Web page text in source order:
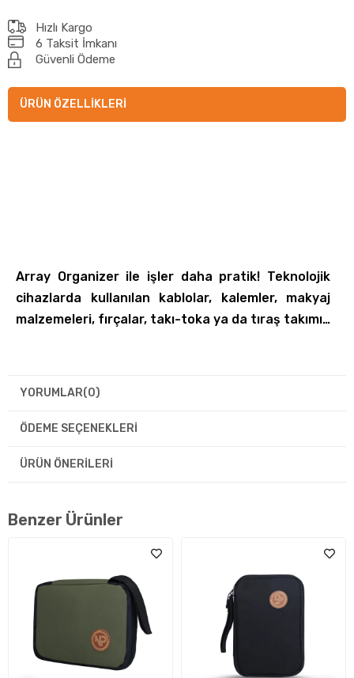
Hızlı Kargo
6 Taksit İmkanı
Güvenli Ödeme
ÜRÜN ÖZELLIKLERI
Array Organizer ile işler daha pratik! Teknolojik
cihazlarda kullanılan kablolar, kalemler, makyaj
malzemeleri, fırçalar, takı-toka ya da tıraş takımı…
verimli kullanım sunar. Üstelik seyahatlerde de su
itici özelliği ile eşyaların zarar görmeden güvenle
işlevselliği ile pratik kullanım sunar.
Taşıma askısı ile rahat taşıma.
7 inç’e kadar tabletler için kullanıma uygun.
İç fermuarlı fileli bölmesi ile eşyalarını dilediğin
gibi organize edebilme imkanı.
6 farklı renk seçeneği ile her zevke uygun.
YORUMLAR(0)
ÖDEME SEÇENEKLERI
ÜRÜN ÖNERILERI
Benzer Ürünler